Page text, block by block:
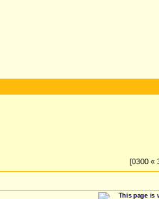
[0300 «